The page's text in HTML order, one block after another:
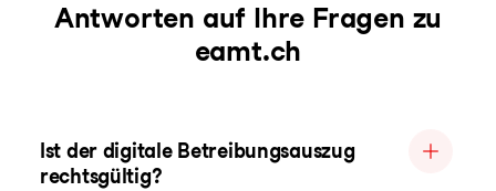
Antworten auf Ihre Fragen zu
eamt.ch
Ist der digitale Betreibungsauszug
rechtsgültig?